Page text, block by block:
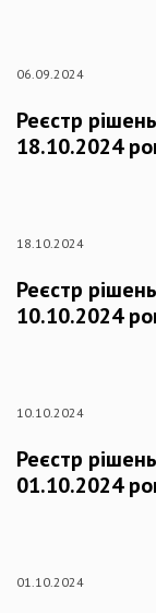
06.09.2024
Реєстр
18.10.2024
18.10.2024
Реєстр
10.10.2024
10.10.2024
Реєстр
01.10.2024
01.10.2024